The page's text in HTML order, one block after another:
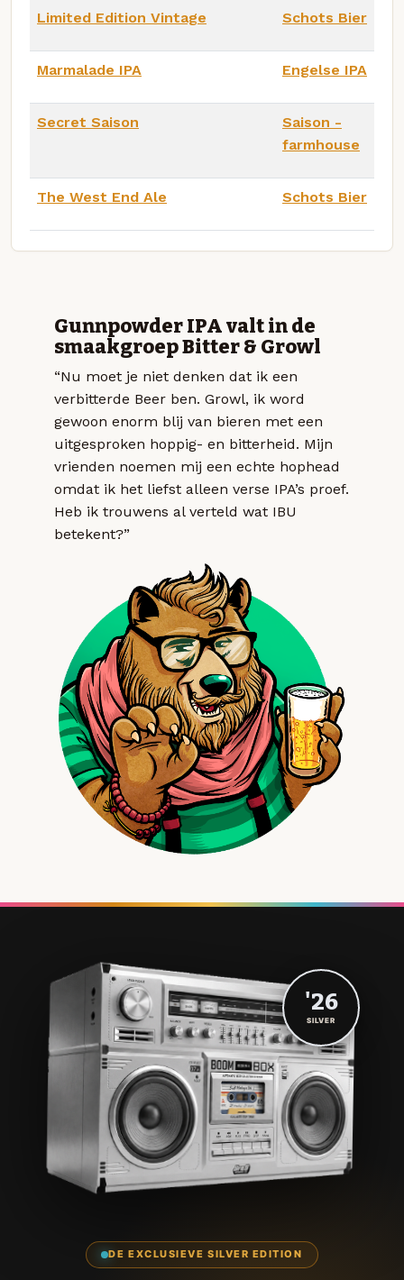
Limited Edition Vintage Schots Bier
Marmalade IPA Engelse IPA
Secret Saison
Saison -
farmhouse
The West End Ale Schots Bier
Gunnpowder IPA valt in de
smaakgroep Bitter & Growl
“Nu moet je niet denken dat ik een
verbitterde Beer ben. Growl, ik word
gewoon enorm blij van bieren met een
uitgesproken hoppig- en bitterheid. Mijn
vrienden noemen mij een echte hophead
omdat ik het liefst alleen verse IPA’s proef.
Heb ik trouwens al verteld wat IBU
betekent?”
DE EXCLUSIEVE SILVER EDITION
'26
SILVER